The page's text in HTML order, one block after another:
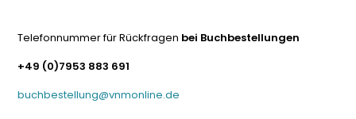
Telefonnummer für Rückfragen bei Buchbestellungen
+49 (0)7953 883 691
buchbestellung@vnmonline.de